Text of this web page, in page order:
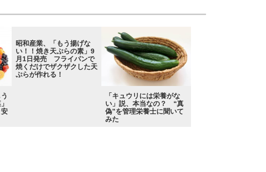
昭和産業、「もう揚げな
い！！焼き天ぷらの素」9
月1日発売 フライパンで
焼くだけでザクザクした天
ぷらが作れる！
「キュウリには栄養がな
い」説、本当なの？ “真
偽”を管理栄養士に聞いて
みた